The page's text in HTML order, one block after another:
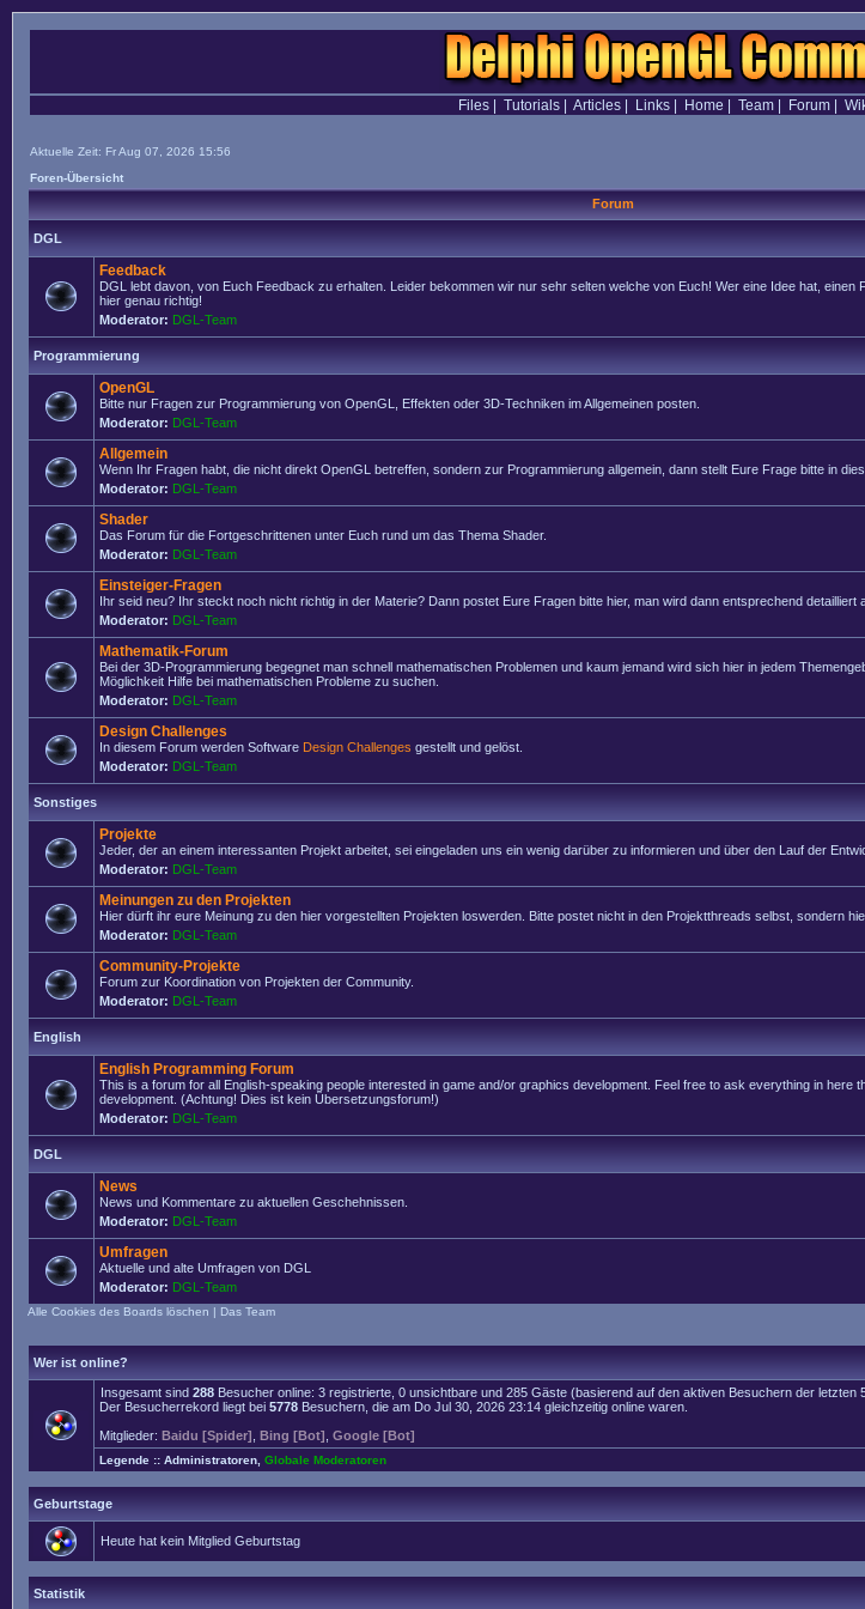
Files| Tutorials| Articles| Links| Home Team| Forum|
Aktuelle Zeit: Fr Aug 07, 2026 15:56
Foren-Übersicht
Forum
DGL
Feedback
DGL lebt davon, von Euch Feedback zu erhalten. Leider bekommen wir nur sehr selten welche von Euch! Wer eine Idee hat, einen
hier genau richtig!
Moderator: DGL-Team
Programmierung
OpenGL
Bitte nur Fragen zur Programmierung von OpenGL, Effekten oder 3D-Techniken im Allgemeinen posten.
Moderator: DGL-Team
Allgemein
Wenn Ihr Fragen habt, die nicht direkt OpenGL betreffen, sondern zur Programmierung allgemein, dann stellt Eure Frage bitte in
Moderator: DGL-Team
Shader
Das Forum für die Fortgeschrittenen unter Euch rund um das Thema Shader.
Moderator: DGL-Team
Einsteiger-Fragen
Ihr seid neu? Ihr steckt noch nicht richtig in der Materie? Dann postet Eure Fragen bitte hier, man wird dann entsprechend detailliert
Moderator: DGL-Team
Mathematik-Forum
Bei der 3D-Programmierung begegnet man schnell mathematischen Problemen und kaum jemand wird sich hier in jedem
Möglichkeit Hilfe bei mathematischen Probleme zu suchen.
Moderator: DGL-Team
Design Challenges
In diesem Forum werden Software Design Challenges gestellt und gelöst.
Moderator: DGL-Team
Sonstiges
Projekte
Jeder, der an einem interessanten Projekt arbeitet, sei eingeladen uns ein wenig darüber zu informieren und über den Lauf der
Moderator: DGL-Team
Meinungen zu den Projekten
Hier dürft ihr eure Meinung zu den hier vorgestellten Projekten loswerden. Bitte postet nicht in den Projektthreads selbst, sondern
Moderator: DGL-Team
Community-Projekte
Forum zur Koordination von Projekten der Community.
Moderator: DGL-Team
English
English Programming Forum
This is a forum for all English-speaking people interested in game and/or graphics development. Feel free to ask everything in here
development. (Achtung! Dies ist kein Übersetzungsforum!)
Moderator: DGL-Team
DGL
News
News und Kommentare zu aktuellen Geschehnissen.
Moderator: DGL-Team
Umfragen
Aktuelle und alte Umfragen von DGL
Moderator: DGL-Team
Alle Cookies des Boards löschen | Das Team
Wer ist online?
Insgesamt sind 288 Besucher online: 3 registrierte, 0 unsichtbare und 285 Gäste (basierend auf den aktiven Besuchern der letzten
Der Besucherrekord liegt bei 5778 Besuchern, die am Do Jul 30, 2026 23:14 gleichzeitig online waren.
Mitglieder: Baidu [Spider] Bing [Bot] Google [Bot]
Legende :: Administratoren Globale Moderatoren
Geburtstage
Heute hat kein Mitglied Geburtstag
Statistik